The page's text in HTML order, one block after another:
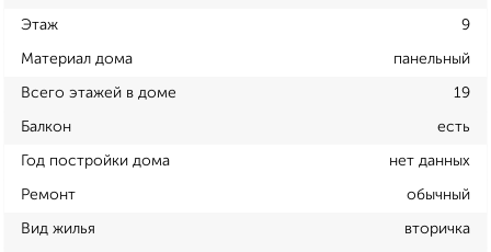
Этаж 9
Материал дома панельный
Всего этажей в доме 19
Балкон есть
Год постройки дома нет данных
Ремонт обычный
Вид жилья вторичка